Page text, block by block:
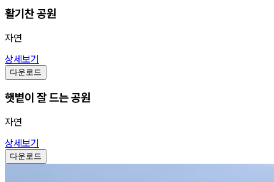
활기찬 공원
자연
상세보기
다운로드
햇볕이 잘 드는 공원
자연
상세보기
다운로드